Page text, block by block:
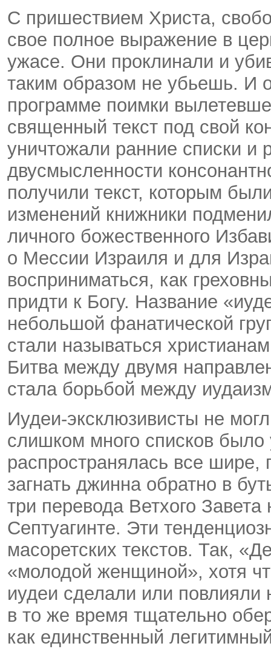
С пришествием Христа,
свое полное выражение в
ужасе. Они проклинали и
таким образом не убьешь. И
программе поимки
священный текст под свой
уничтожали ранние списки и
двусмысленности
получили текст, которым
изменений книжники
личного божественного
о Мессии Израиля и для
восприниматься, как
придти к Богу. Название
небольшой фанатической
стали называться
Битва между двумя
стала борьбой между
Иудеи-эксклюзивисты не
слишком много списков
распространялась все
загнать джинна обратно в
три перевода Ветхого Завета
Септуагинте. Эти
масоретских текстов. Так,
«молодой женщиной», хотя
иудеи сделали или повлияли
в то же время тщательно
как единственный